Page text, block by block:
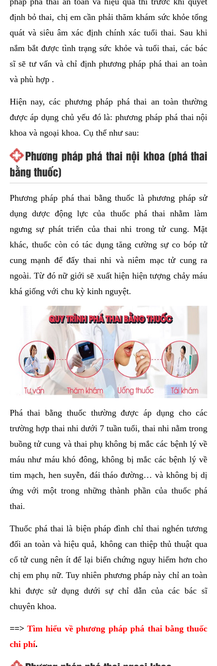
định bỏ thai, chị em cần phải thăm khám sức khỏe tổng
quát và siêu âm xác định chính xác tuổi thai. Sau khi
nắm bắt được tình trạng sức khỏe và tuổi thai, các bác
sĩ sẽ tư vấn và chỉ định phương pháp phá thai an toàn
và phù hợp .
Hiện nay, các phương pháp phá thai an toàn thường
được áp dụng chủ yếu đó là: phương pháp phá thai nội
khoa và ngoại khoa. Cụ thể như sau:
Phương pháp phá thai nội khoa (phá thai
bằng thuốc)
Phương pháp phá thai bằng thuốc là phương pháp sử
dụng dược động lực của thuốc phá thai nhằm làm
ngưng sự phát triển của thai nhi trong tử cung. Mặt
khác, thuốc còn có tác dụng tăng cường sự co bóp tử
cung mạnh để đẩy thai nhi và niêm mạc tử cung ra
ngoài. Từ đó nữ giới sẽ xuất hiện hiện tượng chảy máu
khá giống với chu kỳ kinh nguyệt.
Phá thai bằng thuốc thường được áp dụng cho các
trường hợp thai nhi dưới 7 tuần tuổi, thai nhi nằm trong
buồng tử cung và thai phụ không bị mắc các bệnh lý về
máu như máu khó đông, không bị mắc các bệnh lý về
tim mạch, hen suyễn, đái tháo đường… và không bị dị
ứng với một trong những thành phần của thuốc phá
thai.
Thuốc phá thai là biện pháp đình chỉ thai nghén tương
đối an toàn và hiệu quả, không can thiệp thủ thuật qua
cổ tử cung nên ít để lại biến chứng nguy hiểm hơn cho
chị em phụ nữ. Tuy nhiên phương pháp này chỉ an toàn
khi được sử dụng dưới sự chỉ dẫn của các bác sĩ
chuyên khoa.
==>Tìm hiểu về phương pháp phá thai bằng thuốc
chi phí.